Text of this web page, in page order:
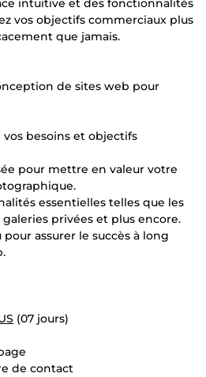
intuitive et des fonctionnalités
vos objectifs commerciaux plus
que jamais.
de sites web pour
besoins et objectifs
pour mettre en valeur votre
essentielles telles que les
privées et plus encore.
assurer le succès à long
(07 jours)
de contact